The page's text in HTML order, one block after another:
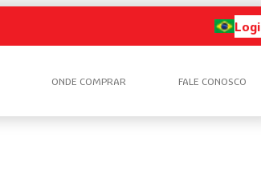
ONDE COMPRAR FALE CONOSCO